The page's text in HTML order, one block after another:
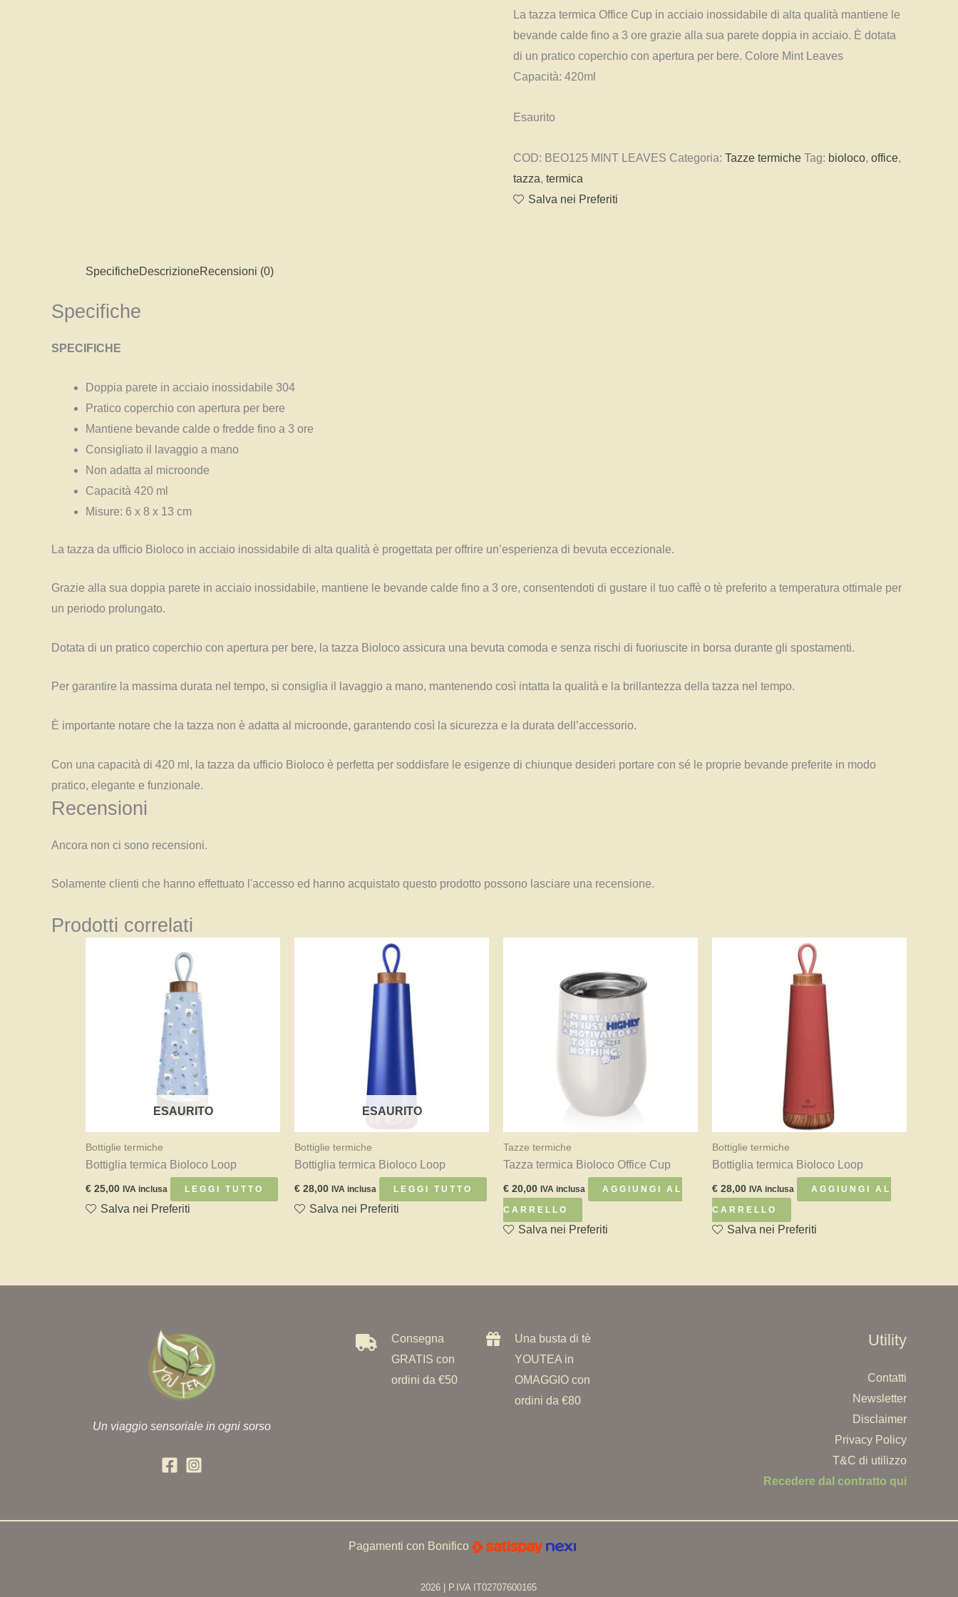
La tazza termica Office Cup in acciaio inossidabile di alta qualità mantiene le
bevande calde fino a 3 ore grazie alla sua parete doppia in acciaio. È dotata
di un pratico coperchio con apertura per bere. Colore Mint Leaves
Capacità: 420ml
Esaurito
COD: BEO125 MINT LEAVES Categoria: Tazze termiche Tag: bioloco, office,
tazza, termica
Salva nei Preferiti
SpecificheDescrizioneRecensioni (0)
Specifiche
SPECIFICHE
Doppia parete in acciaio inossidabile 304
Pratico coperchio con apertura per bere
Mantiene bevande calde o fredde fino a 3 ore
Consigliato il lavaggio a mano
Non adatta al microonde
Capacità 420 ml
Misure: 6 x 8 x 13 cm
La tazza da ufficio Bioloco in acciaio inossidabile di alta qualità è progettata per offrire un’esperienza di bevuta eccezionale.
Grazie alla sua doppia parete in acciaio inossidabile, mantiene le bevande calde fino a 3 ore, consentendoti di gustare il tuo caffè o tè preferito a temperatura ottimale per
un periodo prolungato.
Dotata di un pratico coperchio con apertura per bere, la tazza Bioloco assicura una bevuta comoda e senza rischi di fuoriuscite in borsa durante gli spostamenti.
Per garantire la massima durata nel tempo, si consiglia il lavaggio a mano, mantenendo così intatta la qualità e la brillantezza della tazza nel tempo.
È importante notare che la tazza non è adatta al microonde, garantendo così la sicurezza e la durata dell’accessorio.
Con una capacità di 420 ml, la tazza da ufficio Bioloco è perfetta per soddisfare le esigenze di chiunque desideri portare con sé le proprie bevande preferite in modo
pratico, elegante e funzionale.
Recensioni
Ancora non ci sono recensioni.
Solamente clienti che hanno effettuato l'accesso ed hanno acquistato questo prodotto possono lasciare una recensione.
Prodotti correlati
ESAURITO
Bottiglie termiche
Bottiglia termica Bioloco Loop
€ 25,00 IVA inclusa LEGGI TUTTO
Salva nei Preferiti
ESAURITO
Bottiglie termiche
Bottiglia termica Bioloco Loop
€ 28,00 IVA inclusa LEGGI TUTTO
Salva nei Preferiti
Tazze termiche
Tazza termica Bioloco Office Cup
€ 20,00 IVA inclusa AGGIUNGI AL
CARRELLO
Salva nei Preferiti
Bottiglie termiche
Bottiglia termica Bioloco Loop
€ 28,00 IVA inclusa AGGIUNGI AL
CARRELLO
Salva nei Preferiti
Un viaggio sensoriale in ogni sorso
Consegna
GRATIS con
ordini da €50
Una busta di tè
YOUTEA in
OMAGGIO con
ordini da €80
Utility
Contatti
Newsletter
Disclaimer
Privacy Policy
T&C di utilizzo
Recedere dal contratto qui
Pagamenti con Bonifico
2026 | P.IVA IT02707600165